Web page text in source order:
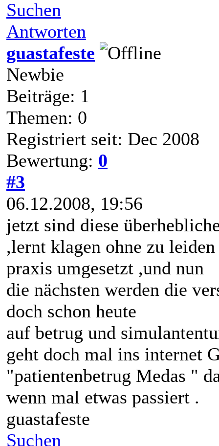
Suchen
Antworten
guastafeste
Newbie
Beiträge: 1
Themen: 0
Registriert seit: Dec 2008
Bewertung: 0
#3
06.12.2008, 19:56
jetzt sind diese
,lernt klagen ohne zu
praxis umgesetzt ,und nun
die nächsten werden die
doch schon heute
auf betrug und
geht doch mal ins internet
"patientenbetrug Medas "
wenn mal etwas passiert .
guastafeste
Suchen